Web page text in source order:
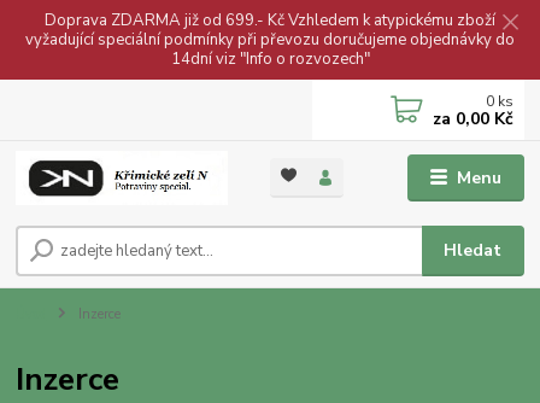
Doprava ZDARMA již od 699.- Kč Vzhledem k atypickému zboží
vyžadující speciální podmínky při převozu doručujeme objednávky do
14dní viz "Info o rozvozech"
Menu
Hledat
0 ks
za 0,00 Kč
Inzerce
Inzerce